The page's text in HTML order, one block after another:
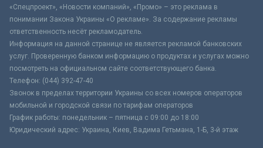
«Спецпроект», «Новости компаний», «Промо» – это реклама в
понимании Закона Украины «О рекламе». За содержание рекламы
ответственность несёт рекламодатель.
Информация на данной странице не является рекламой банковских
услуг. Проверенную банком информацию о продуктах и услугах можно
посмотреть на официальном сайте соответствующего банка.
Телефон: (044) 392-47-40
Звонок в пределах территории Украины со всех номеров операторов
мобильной и городской связи по тарифам операторов
График работы: понедельник – пятница с 09:00 до 18:00
Юридический адрес: Украина, Киев, Вадима Гетьмана, 1-Б, 3-й этаж